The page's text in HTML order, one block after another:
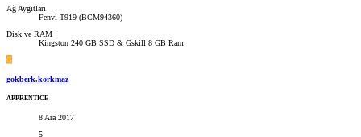
Ağ Aygıtları
Fenvi T919 (BCM94360)
Disk ve RAM
Kingston 240 GB SSD & Gskill 8 GB Ram
G
gokberk.korkmaz
APPRENTICE
8 Ara 2017
5